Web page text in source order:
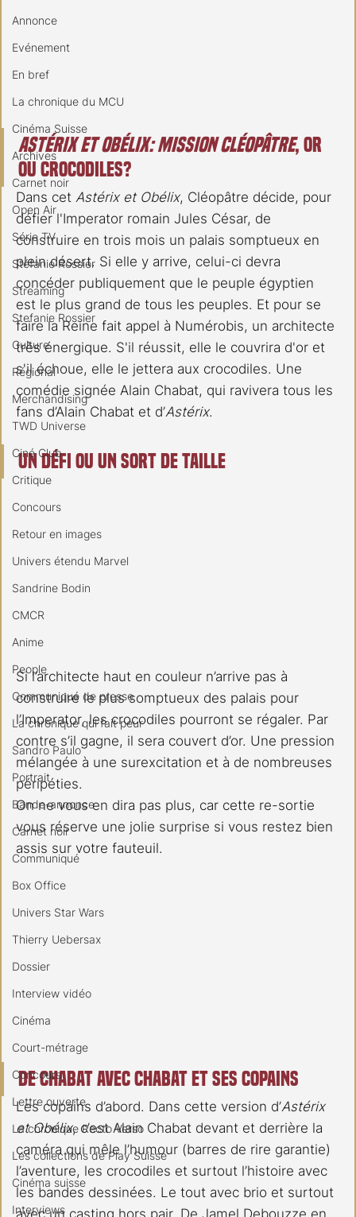
Annonce
Evénement
En bref
La chronique du MCU
Cinéma Suisse
Archives
Carnet noir
Open Air
Série TV
Stéfanie Rossier
Streaming
Stefanie Rossier
Culture
Régional
Merchandising
TWD Universe
Ciné Club
Critique
Concours
Retour en images
Univers étendu Marvel
Sandrine Bodin
CMCR
Anime
People
Communiqué de presse
La chronique qui fait peur
Sandro Paulo
Portrait
Bande-annonce
Carnet noir
Communiqué
Box Office
Univers Star Wars
Thierry Uebersax
Dossier
Interview vidéo
Cinéma
Court-métrage
Concours
Lettre ouverte
La chronique Recto Verso
Les collections de Play Suisse
Cinéma suisse
Interviews
Astérix et Obélix: Mission Cléopâtre, or
ou crocodiles?
Dans cet Astérix et Obélix, Cléopâtre décide, pour
défier l'Imperator romain Jules César, de
construire en trois mois un palais somptueux en
plein désert. Si elle y arrive, celui-ci devra
concéder publiquement que le peuple égyptien
est le plus grand de tous les peuples. Et pour se
faire la Reine fait appel à Numérobis, un architecte
très énergique. S'il réussit, elle le couvrira d'or et
s'il échoue, elle le jettera aux crocodiles. Une
comédie signée Alain Chabat, qui ravivera tous les
fans d’Alain Chabat et d’Astérix.
Un défi ou un sort de taille
Si l’architecte haut en couleur n’arrive pas à
construire le plus somptueux des palais pour
l’Imperator, les crocodiles pourront se régaler. Par
contre s’il gagne, il sera couvert d’or. Une pression
mélangée à une surexcitation et à de nombreuses
péripéties.
On ne vous en dira pas plus, car cette re-sortie
vous réserve une jolie surprise si vous restez bien
assis sur votre fauteuil.
De Chabat avec Chabat et ses copains
Les copains d’abord. Dans cette version d’Astérix
et Obélix, c’est Alain Chabat devant et derrière la
caméra qui mêle l’humour (barres de rire garantie)
l’aventure, les crocodiles et surtout l’histoire avec
les bandes dessinées. Le tout avec brio et surtout